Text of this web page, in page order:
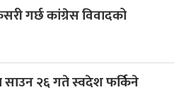
गर्छ कांग्रेस विवादको
साउन २६ गते स्वदेश फर्किने